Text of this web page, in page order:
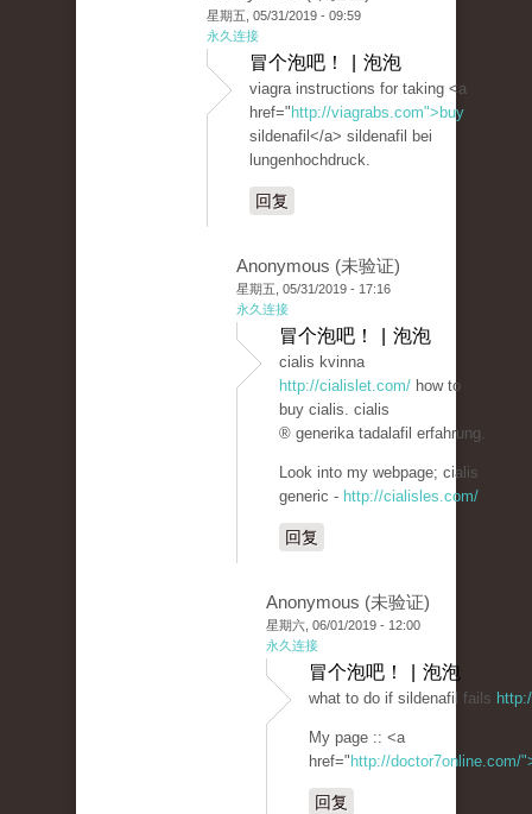
星期五, 05/31/2019 - 09:59
永久连接
冒个泡吧！ | 泡泡
viagra instructions for taking <a
href=" http://viagrabs.com">buy
sildenafil</a> sildenafil bei
lungenhochdruck.
回复
Anonymous (未验证)
星期五, 05/31/2019 - 17:16
永久连接
冒个泡吧！ | 泡泡
cialis kvinna
http://cialislet.com/ how to
buy cialis. cialis
® generika tadalafil erfahrung.
Look into my webpage; cialis
generic - http://cialisles.com/
回复
Anonymous (未验证)
星期六, 06/01/2019 - 12:00
永久连接
冒个泡吧！ | 泡泡
what to do if sildenafil fails
My page :: <a
href=" http://doctor7online.com/
回复